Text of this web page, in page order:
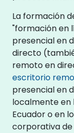
La formación
"formación en
presencial en
directo
remoto en
escritorio
presencial en
localmente en
Ecuador o en
corporativa de